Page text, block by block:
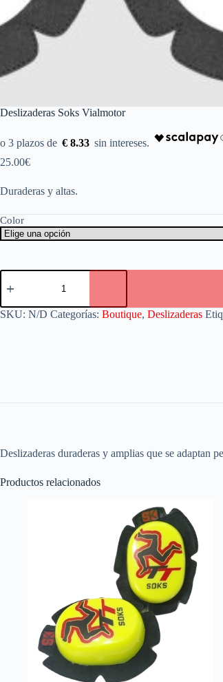
Deslizaderas Soks Vialmotor
€ 8.33
25.00€
Duraderas y altas.
Color
SKU: N/D Categorías: Boutique, Deslizaderas
Deslizaderas duraderas y amplias que se adaptan
Productos relacionados